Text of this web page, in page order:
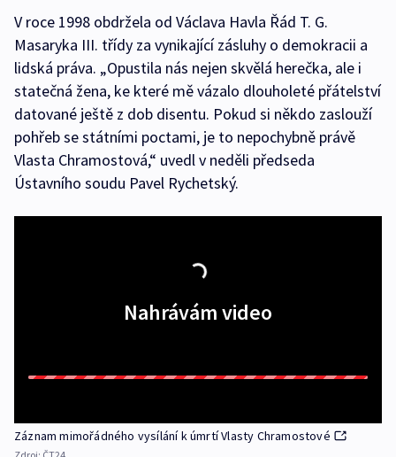
V roce 1998 obdržela od Václava Havla Řád T. G.
Masaryka III. třídy za vynikající zásluhy o demokracii a
lidská práva. „Opustila nás nejen skvělá herečka, ale i
statečná žena, ke které mě vázalo dlouholeté přátelství
datované ještě z dob disentu. Pokud si někdo zaslouží
pohřeb se státními poctami, je to nepochybně právě
Vlasta Chramostová,“ uvedl v neděli předseda
Ústavního soudu Pavel Rychetský.
Nahrávám video
Záznam mimořádného vysílání k úmrtí Vlasty Chramostové